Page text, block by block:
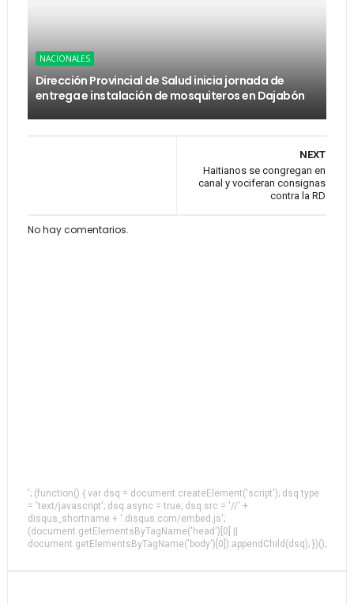
NACIONALES
Dirección Provincial de Salud inicia jornada de
entrega e instalación de mosquiteros en Dajabón
NEXT
Haitianos se congregan en
canal y vociferan consignas
contra la RD
No hay comentarios.
'; (function() { var dsq = document.createElement('script'); dsq.type
= 'text/javascript'; dsq.async = true; dsq.src = '//' +
disqus_shortname + '.disqus.com/embed.js';
(document.getElementsByTagName('head')[0] ||
document.getElementsByTagName('body')[0]).appendChild(dsq); })();